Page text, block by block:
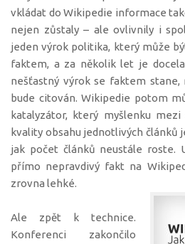
vkládat do Wikipedie informace
nejen zůstaly – ale ovlivnily i
jeden výrok politika, který může
faktem, a za několik let je
nešťastný výrok se faktem
bude citován. Wikipedie potom
katalyzátor, který myšlenku
kvality obsahu jednotlivých článků
jak počet článků neustále roste.
přímo nepravdivý fakt na
zrovna lehké.
Ale zpět k technice.
Konferenci zakončilo